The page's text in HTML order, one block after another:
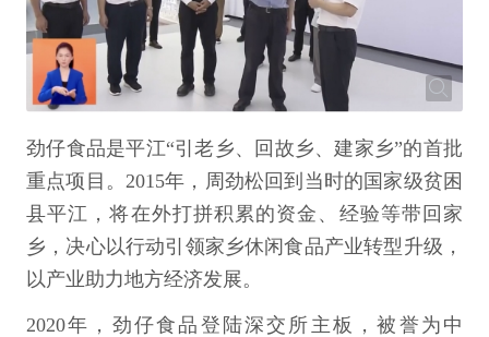
劲仔食品是平江“引老乡、回故乡、建家乡”的首批
重点项目。2015年，周劲松回到当时的国家级贫困
县平江，将在外打拼积累的资金、经验等带回家
乡，决心以行动引领家乡休闲食品产业转型升级，
以产业助力地方经济发展。
2020年，劲仔食品登陆深交所主板，被誉为中